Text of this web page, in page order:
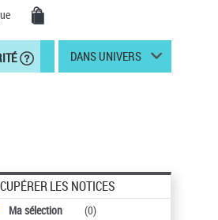
DANS UNIVERS
LES NOTICES
Ma sélection (0)